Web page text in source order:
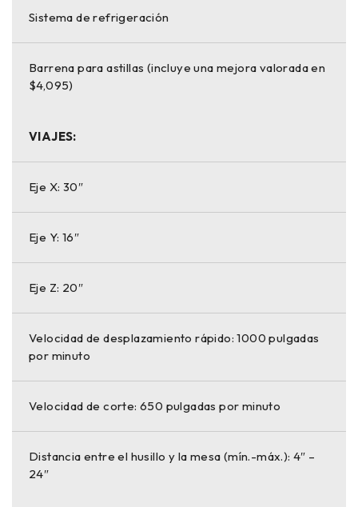
Sistema de refrigeración
Barrena para astillas (incluye una mejora valorada en
$4,095)
VIAJES:
Eje X: 30″
Eje Y: 16″
Eje Z: 20″
Velocidad de desplazamiento rápido: 1000 pulgadas
por minuto
Velocidad de corte: 650 pulgadas por minuto
Distancia entre el husillo y la mesa (mín.-máx.): 4″ –
24″